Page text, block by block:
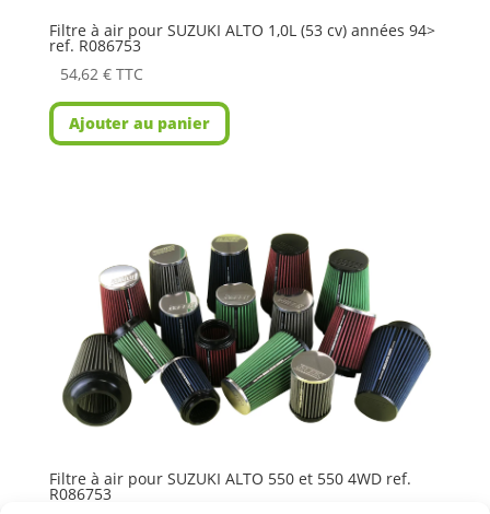
Filtre à air pour SUZUKI ALTO 1,0L (53 cv) années 94>
ref. R086753
54,62 € TTC
Ajouter au panier
Filtre à air pour SUZUKI ALTO 550 et 550 4WD ref.
R086753